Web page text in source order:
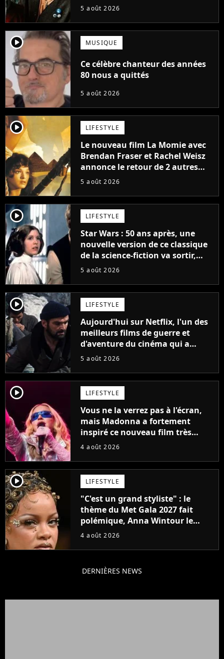
5 août 2026
player2 MUSIQUE
Ce célèbre chanteur des années
80 nous a quittés
5 août 2026
player2 LIFESTYLE
Le nouveau film La Momie avec
Brendan Fraser et Rachel Weisz
annonce le retour de 2 autres
personnages emblématiques de
5 août 2026
player2 LIFESTYLE
Star Wars : 50 ans après, une
nouvelle version de ce classique
de la science-fiction va sortir,
mais on ne la verra jamais en
5 août 2026
player2 LIFESTYLE
Aujourd'hui sur Netflix, l'un des
meilleurs films de guerre et
d'aventure du cinéma qui a
connu un succès retentissant à
5 août 2026
player2 LIFESTYLE
Vous ne la verrez pas à l'écran,
mais Madonna a fortement
inspiré ce nouveau film très
attendu
4 août 2026
player2 LIFESTYLE
"C'est un grand styliste" : le
thème du Met Gala 2027 fait
polémique, Anna Wintour le
défend
4 août 2026
DERNIÈRES NEWS